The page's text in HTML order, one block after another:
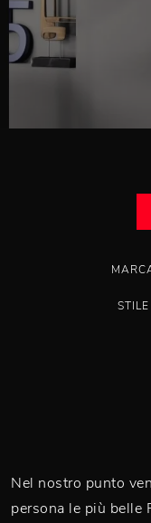
STILE
Nel nostro punto
persona le più belle